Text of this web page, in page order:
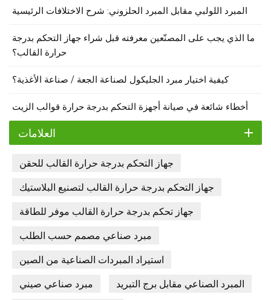
المبرد اللولبي مقابل المبرد الحلزوني: شرح الاختلافات الرئيسية
ما الذي يجب على المصنّعين معرفته قبل شراء جهاز التحكم بدرجة
حرارة القالب؟
كيفية اختيار مبرد الجليكول لصناعة الجعة / صناعة الأغذية؟
أخطاء شائعة في صيانة أجهزة التحكم بدرجة حرارة قوالب الزيت
العلامات
جهاز التحكم بدرجة حرارة القالب للحقن
جهاز التحكم بدرجة حرارة القالب لتصنيع البلاستيك
جهاز تحكم بدرجة حرارة القالب موفر للطاقة
مبرد صناعي مصمم حسب الطلب
استيراد المبردات الصناعية من الصين
مبرد صناعي صيني المبرد الصناعي مقابل برج التبريد